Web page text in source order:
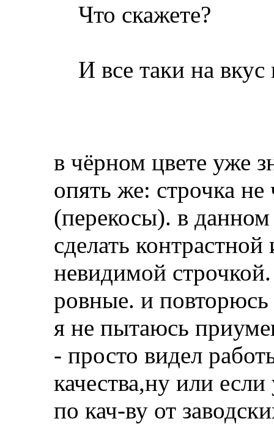
Что скажете?
И все таки на вкус
в чёрном цвете уже
опять же: строчка
(перекосы). в
сделать
невидимой
ровные. и
я не пытаюсь
- просто видел
качества,ну или
по кач-ву от